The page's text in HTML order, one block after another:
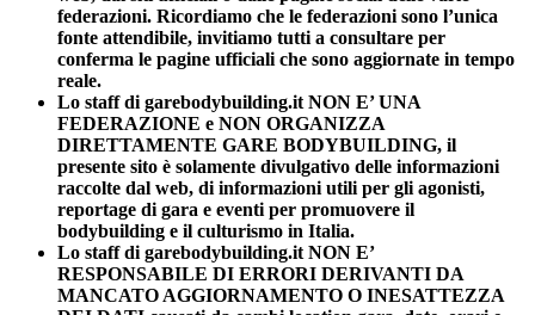
federazioni. Ricordiamo che le federazioni sono l’unica
fonte attendibile, invitiamo tutti a consultare per
conferma le pagine ufficiali che sono aggiornate in tempo
reale.
Lo staff di garebodybuilding.it NON E’ UNA
FEDERAZIONE e NON ORGANIZZA
DIRETTAMENTE GARE BODYBUILDING, il
presente sito è solamente divulgativo delle informazioni
raccolte dal web, di informazioni utili per gli agonisti,
reportage di gara e eventi per promuovere il
bodybuilding e il culturismo in Italia.
Lo staff di garebodybuilding.it NON E’
RESPONSABILE DI ERRORI DERIVANTI DA
MANCATO AGGIORNAMENTO O INESATTEZZA